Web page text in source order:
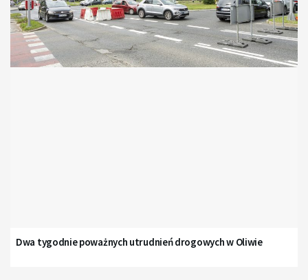
Dwa tygodnie poważnych utrudnień drogowych w Oliwie